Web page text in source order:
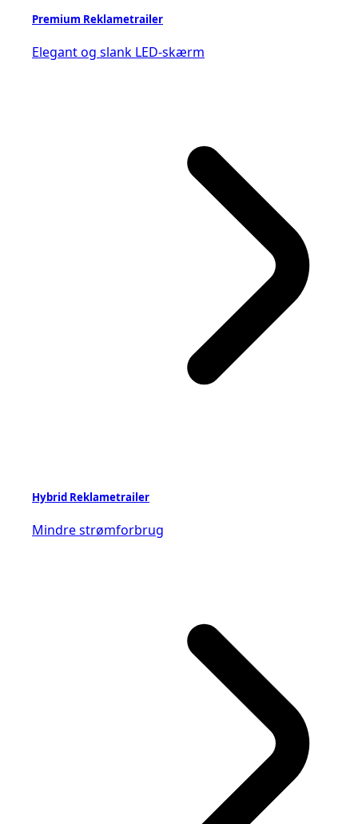
Premium Reklametrailer
Elegant og slank LED-skærm
Hybrid Reklametrailer
Mindre strømforbrug